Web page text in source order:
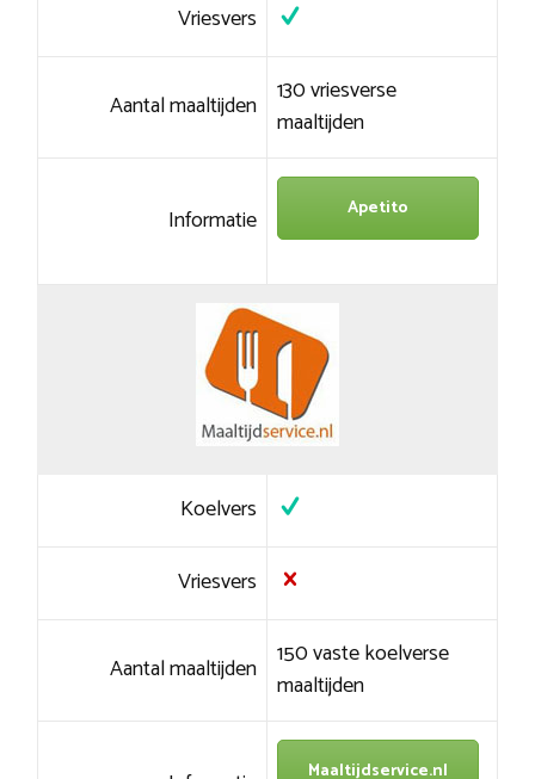
Vriesvers
Aantal maaltijden 130 vriesverse
maaltijden
Informatie Apetito
Koelvers
Vriesvers
Aantal maaltijden 150 vaste koelverse
maaltijden
Maaltijdservice.nl